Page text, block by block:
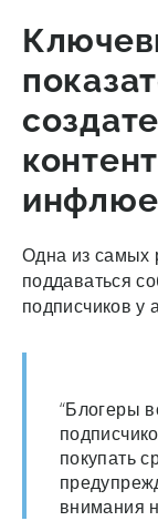
Одна из самых
поддаваться
подписчиков у
“Блогеры
покупать
внимания